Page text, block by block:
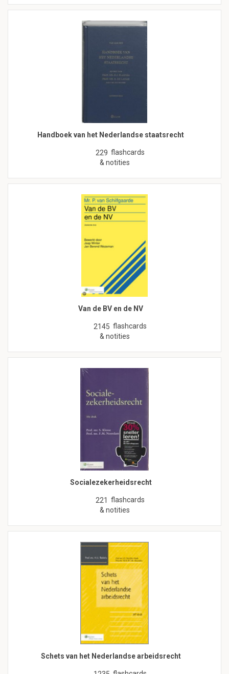
Handboek van het Nederlandse staatsrecht
229 flashcards
& notities
Van de BV en de NV
2145 flashcards
& notities
Socialezekerheidsrecht
221 flashcards
& notities
Schets van het Nederlandse arbeidsrecht